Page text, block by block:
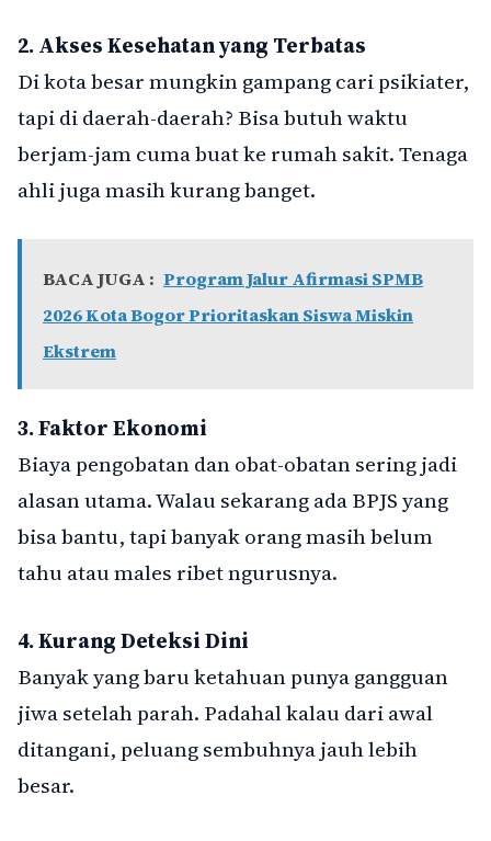
2. Akses Kesehatan yang Terbatas
Di kota besar mungkin gampang cari psikiater,
tapi di daerah-daerah? Bisa butuh waktu
berjam-jam cuma buat ke rumah sakit. Tenaga
ahli juga masih kurang banget.
BACA JUGA : Program Jalur Afirmasi SPMB
2026 Kota Bogor Prioritaskan Siswa Miskin
Ekstrem
3. Faktor Ekonomi
Biaya pengobatan dan obat-obatan sering jadi
alasan utama. Walau sekarang ada BPJS yang
bisa bantu, tapi banyak orang masih belum
tahu atau males ribet ngurusnya.
4. Kurang Deteksi Dini
Banyak yang baru ketahuan punya gangguan
jiwa setelah parah. Padahal kalau dari awal
ditangani, peluang sembuhnya jauh lebih
besar.